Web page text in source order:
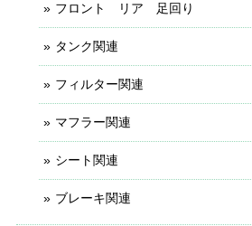
フロント リア 足回り
タンク関連
フィルター関連
マフラー関連
シート関連
ブレーキ関連